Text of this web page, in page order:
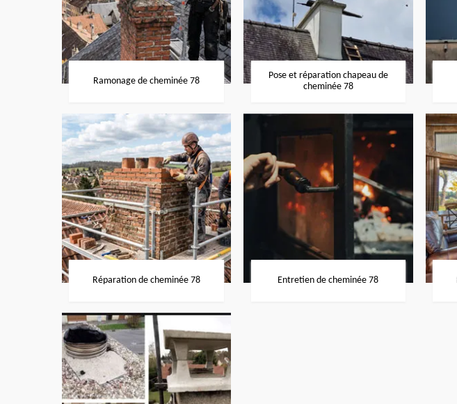
Ramonage de cheminée 78
Pose et réparation chapeau de
cheminée 78
Réparation de cheminée 78 Entretien de cheminée 78